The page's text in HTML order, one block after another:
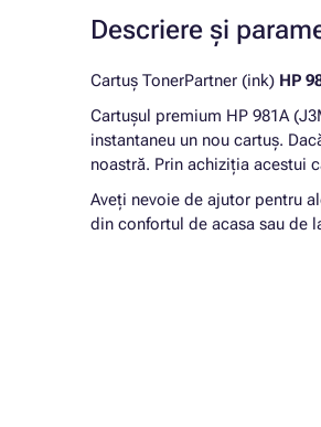
Descriere și
Cartuș TonerPartner (ink) HP
Cartușul premium HP 981A
instantaneu un nou cartuș.
noastră. Prin achiziția acestui
Aveți nevoie de ajutor pentru
din confortul de acasa sau de